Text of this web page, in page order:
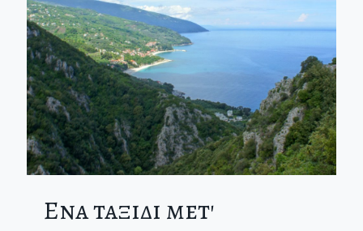
Ενα ταξιδι μετ'